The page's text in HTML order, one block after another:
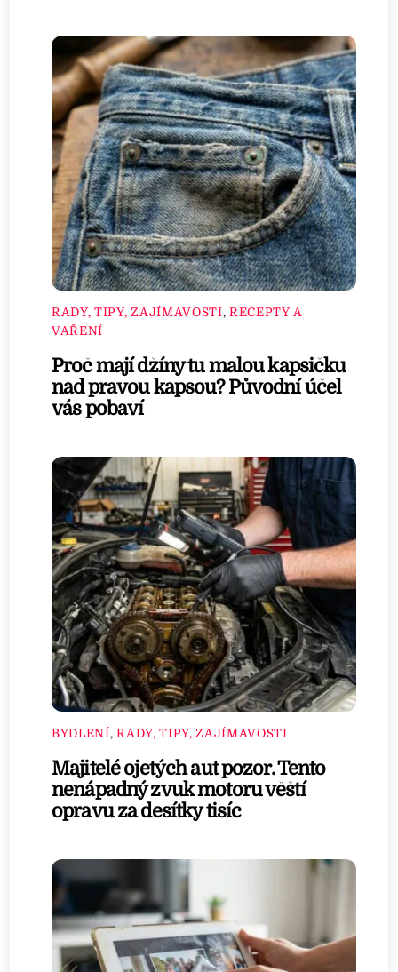
RADY, TIPY, ZAJÍMAVOSTI, RECEPTY A
VAŘENÍ
Proč mají džíny tu malou kapsičku
nad pravou kapsou? Původní účel
vás pobaví
BYDLENÍ,RADY, TIPY, ZAJÍMAVOSTI
Majitelé ojetých aut pozor. Tento
nenápadný zvuk motoru věští
opravu za desítky tisíc